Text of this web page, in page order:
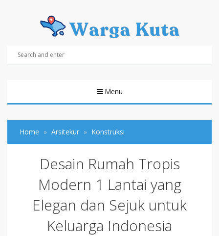
Menu
Home Arsitekur Konstruksi
Desain Rumah Tropis
Modern 1 Lantai yang
Elegan dan Sejuk untuk
Keluarga Indonesia